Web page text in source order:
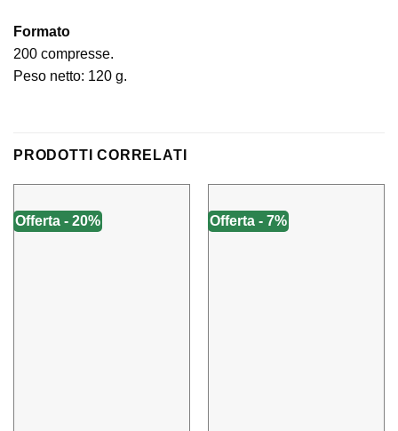
Formato
200 compresse.
Peso netto: 120 g.
PRODOTTI CORRELATI
Offerta - 20% Offerta - 7%